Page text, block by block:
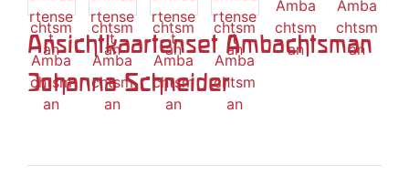
Ansichtkaartenset Ambachtsman
Johanna Schneider